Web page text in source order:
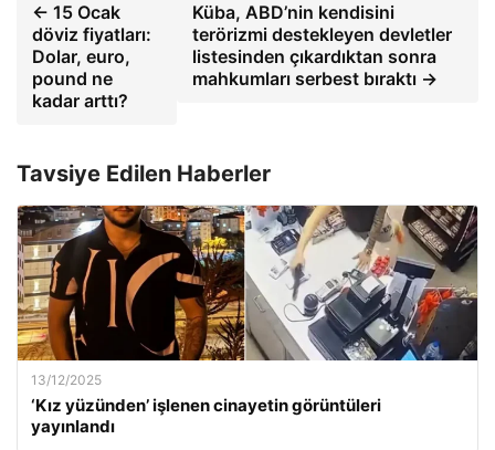
← 15 Ocak
döviz fiyatları:
Dolar, euro,
pound ne
kadar arttı?
Küba, ABD’nin kendisini
terörizmi destekleyen devletler
listesinden çıkardıktan sonra
mahkumları serbest bıraktı →
Tavsiye Edilen Haberler
13/12/2025
‘Kız yüzünden’ işlenen cinayetin görüntüleri
yayınlandı